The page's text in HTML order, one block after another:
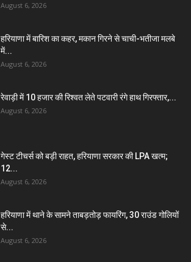
August 6, 2026
हरियाणा में बारिश का कहर, मकान गिरने से चाची-भतीजा मलबे
में...
August 6, 2026
रेवाड़ी में 10 हजार की रिश्वत लेते पटवारी रंगे हाथ गिरफ्तार,...
August 6, 2026
गेस्ट टीचर्स को बड़ी राहत, हरियाणा सरकार की LPA खत्म;
12...
August 6, 2026
हरियाणा में थाने के सामने ताबड़तोड़ फायरिंग, 30 राउंड गोलियों
से...
August 6, 2026